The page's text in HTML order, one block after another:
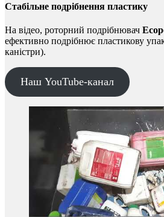
Стабільне подрібнення пластику
На відео, роторний подрібнювач
ефективно подрібнює пластикову
каністри).
Наш YouTube-канал